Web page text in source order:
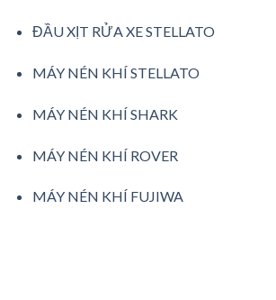
ĐẦU XỊT RỬA XE STELLATO
MÁY NÉN KHÍ STELLATO
MÁY NÉN KHÍ SHARK
MÁY NÉN KHÍ ROVER
MÁY NÉN KHÍ FUJIWA